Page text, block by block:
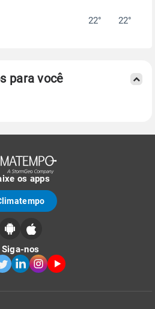
22° 22°
para você
os apps
Siga-nos